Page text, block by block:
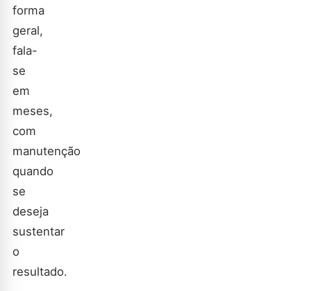
forma
geral,
fala-
se
em
meses,
com
manutenção
quando
se
deseja
sustentar
o
resultado.